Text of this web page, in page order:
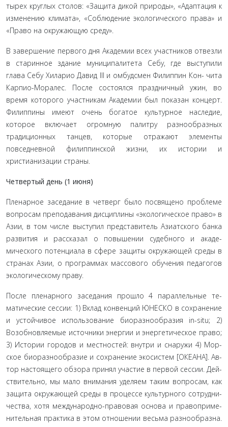
тырех круглых столов: «Защита дикой природы», «Адаптация к
изменению климата», «Соблюдение экологического права» и
«Право на окружающую среду».
В завершение первого дня Академии всех участников от­везли
в старинное здание муниципалитета Себу, где выступи­ли
глава Себу Хиларио Давид III и омбудсмен Филиппин Кон- чита
Карпио-Моралес. После состоялся праздничный ужин, во
время которого участникам Академии был показан кон­церт.
Филиппины имеют очень богатое культурное наследие,
которое включает огромную палитру разнообразных
традиционных танцев, которые отражают элементы
повседневной филиппинской жизни, их истории и
христианизации страны.
Четвертый день (1 июня)
Пленарное заседание в четверг было посвящено пробле­ме
вопросам преподавания дисциплины «экологическое пра­во» в
Азии, в том числе выступил представитель Азиатского банка
развития и рассказал о повышении судебного и акаде­
мического потенциала в сфере защиты окружающей среды в
странах Азии, о программах массового обучения педагогов
экологическому праву.
После пленарного заседания прошло 4 параллельные те­
матические сессии: 1) Вклад конвенций ЮНЕСКО в сохране­ние
и устойчивое использование биоразнообразия in-situ; 2)
Возобновляемые источники энергии и энергетическое право;
3) Истории городов и местностей: внутри и снаружи 4) Мор­
ское биоразнообразие и сохранение экосистем [ОКЕАНА]. Ав­
тор настоящего обзора принял участие в первой сессии. Дей­
ствительно, мы мало внимания уделяем таким вопросам, как
защита окружающей среды в процессе культурного сотрудни­
чества, хотя международно-правовая основа и правоприме­
нительная практика в этом отношении весьма разнообразна.